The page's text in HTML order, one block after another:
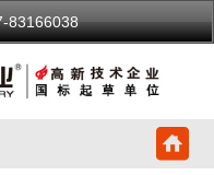
83166038